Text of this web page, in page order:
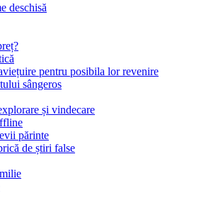
deschisă
pentru posibila lor revenire
sângeros
și vindecare
părinte
de știri false